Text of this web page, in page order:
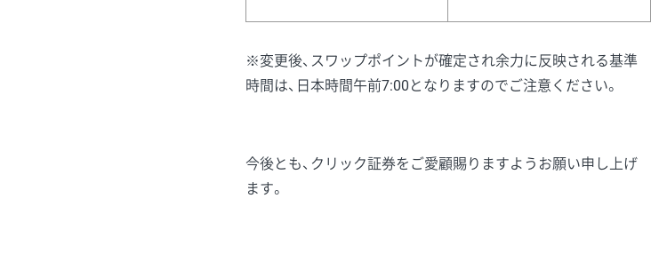
※変更後、スワップポイントが確定され余力に反映される基準
時間は、日本時間午前7:00となりますのでご注意ください。
今後とも、クリック証券をご愛顧賜りますようお願い申し上げ
ます。